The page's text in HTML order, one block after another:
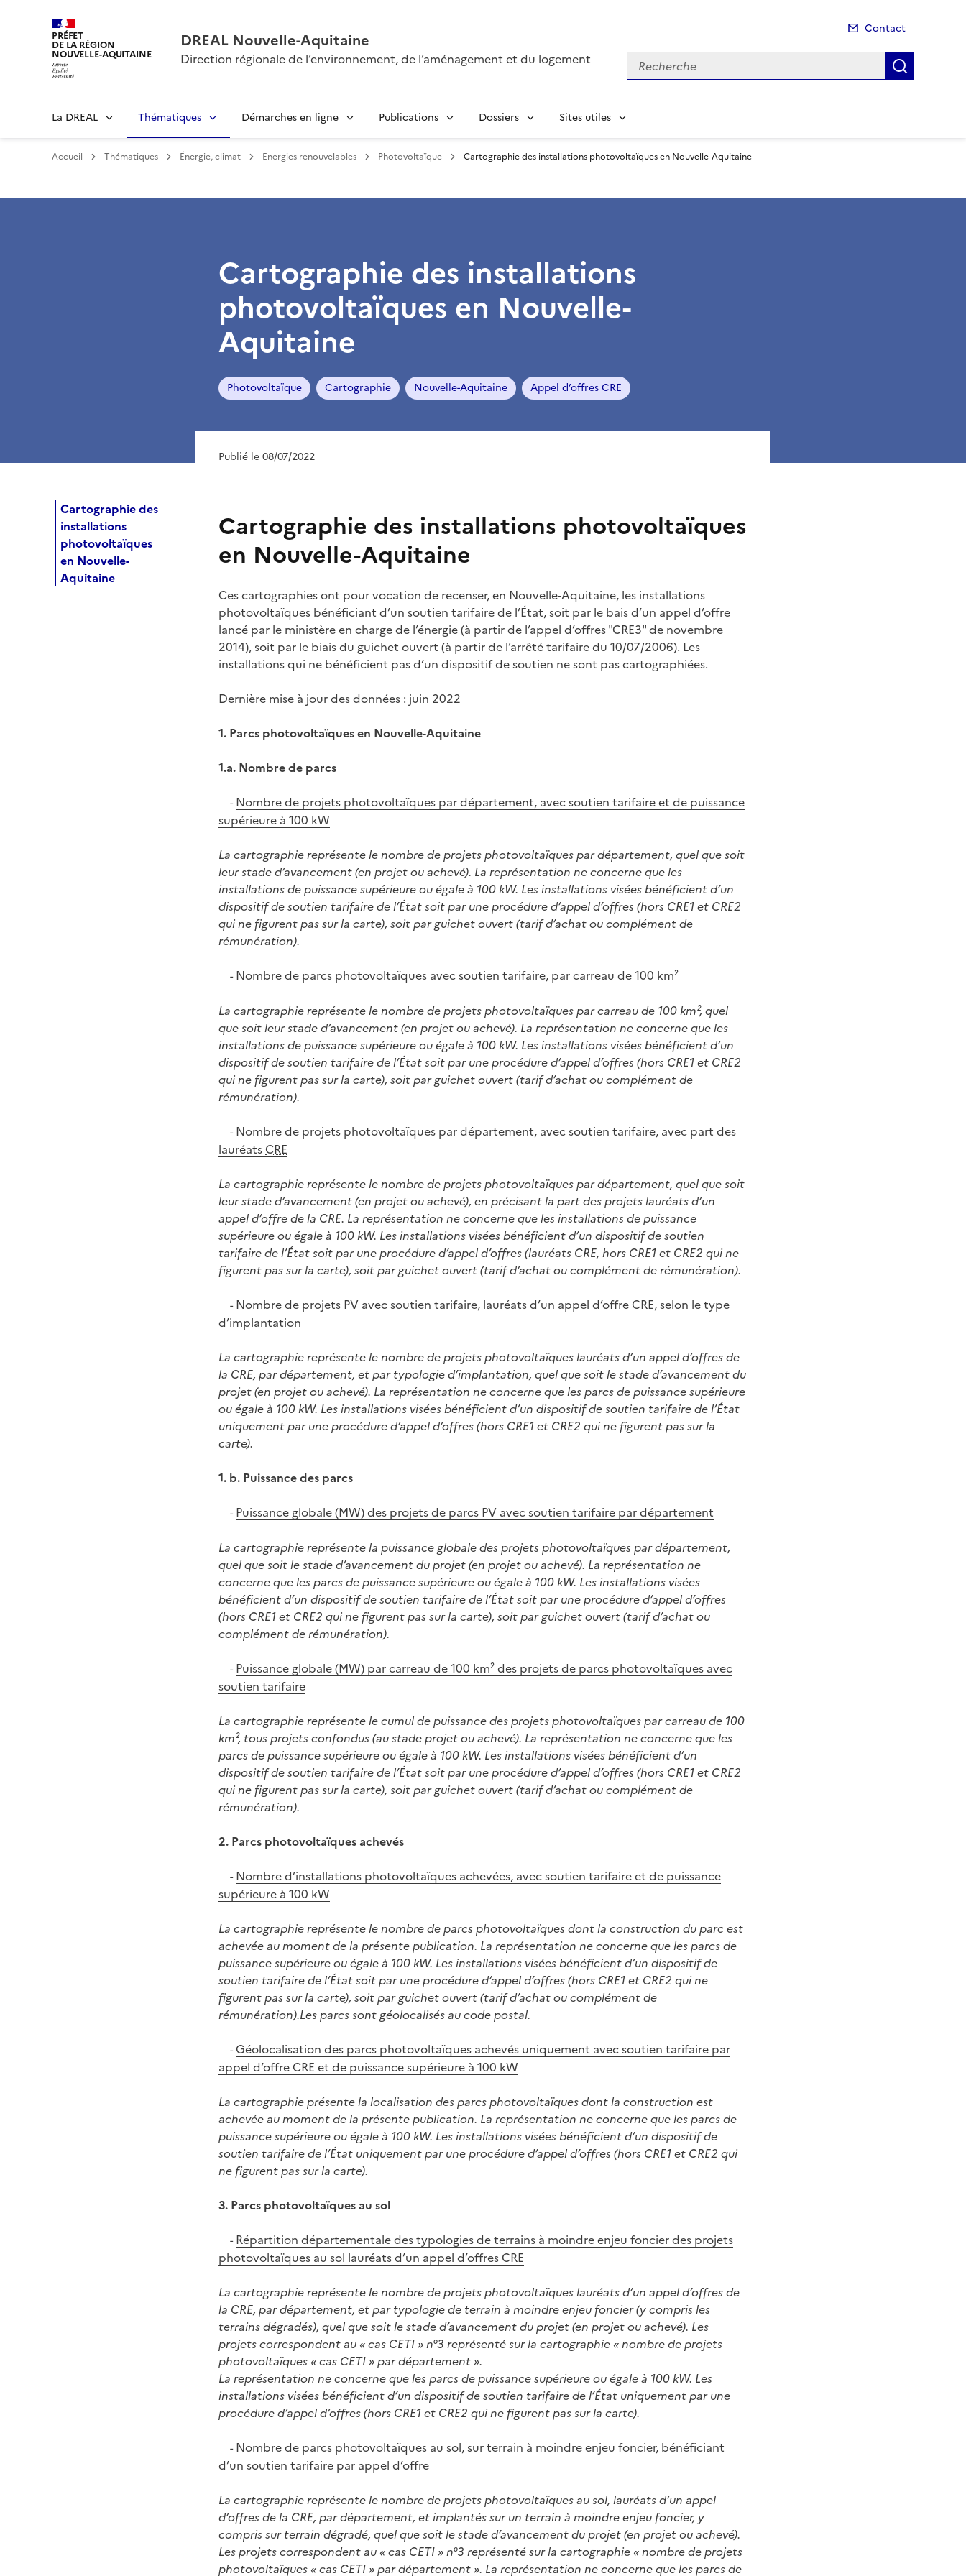
PRÉFET
DE LA RÉGION
NOUVELLE-AQUITAINE
DREAL Nouvelle-Aquitaine
Direction régionale de l’environnement, de l’aménagement et du logement
Contact
Recherche
La DREAL Thématiques Démarches en ligne Publications Dossiers Sites utiles
Accueil Thématiques Énergie, climat Energies renouvelables Photovoltaïque Cartographie des installations photovoltaïques en Nouvelle-Aquitaine
Cartographie des
installations
photovoltaïques
en Nouvelle-
Aquitaine
Cartographie des installations
photovoltaïques en Nouvelle-
Aquitaine
Photovoltaïque Cartographie Nouvelle-Aquitaine Appel d’offres CRE
Publié le 08/07/2022
Cartographie des installations photovoltaïques
en Nouvelle-Aquitaine
Ces cartographies ont pour vocation de recenser, en Nouvelle-Aquitaine, les installations
photovoltaïques bénéficiant d’un soutien tarifaire de l’État, soit par le bais d’un appel d’offre
lancé par le ministère en charge de l’énergie (à partir de l’appel d’offres "CRE3" de novembre
2014), soit par le biais du guichet ouvert (à partir de l’arrêté tarifaire du 10/07/2006). Les
installations qui ne bénéficient pas d’un dispositif de soutien ne sont pas cartographiées.
Dernière mise à jour des données : juin 2022
1. Parcs photovoltaïques en Nouvelle-Aquitaine
1.a. Nombre de parcs
- Nombre de projets photovoltaïques par département, avec soutien tarifaire et de puissance
supérieure à 100 kW
La cartographie représente le nombre de projets photovoltaïques par département, quel que soit
leur stade d’avancement (en projet ou achevé). La représentation ne concerne que les
installations de puissance supérieure ou égale à 100 kW. Les installations visées bénéficient d’un
dispositif de soutien tarifaire de l’État soit par une procédure d’appel d’offres (hors CRE1 et CRE2
qui ne figurent pas sur la carte), soit par guichet ouvert (tarif d’achat ou complément de
rémunération).
- Nombre de parcs photovoltaïques avec soutien tarifaire, par carreau de 100 km²
La cartographie représente le nombre de projets photovoltaïques par carreau de 100 km², quel
que soit leur stade d’avancement (en projet ou achevé). La représentation ne concerne que les
installations de puissance supérieure ou égale à 100 kW. Les installations visées bénéficient d’un
dispositif de soutien tarifaire de l’État soit par une procédure d’appel d’offres (hors CRE1 et CRE2
qui ne figurent pas sur la carte), soit par guichet ouvert (tarif d’achat ou complément de
rémunération).
- Nombre de projets photovoltaïques par département, avec soutien tarifaire, avec part des
lauréatsCRE
La cartographie représente le nombre de projets photovoltaïques par département, quel que soit
leur stade d’avancement (en projet ou achevé), en précisant la part des projets lauréats d’un
appel d’offre de la CRE. La représentation ne concerne que les installations de puissance
supérieure ou égale à 100 kW. Les installations visées bénéficient d’un dispositif de soutien
tarifaire de l’État soit par une procédure d’appel d’offres (lauréats CRE, hors CRE1 et CRE2 qui ne
figurent pas sur la carte), soit par guichet ouvert (tarif d’achat ou complément de rémunération).
- Nombre de projets PV avec soutien tarifaire, lauréats d’un appel d’offre CRE, selon le type
d’implantation
La cartographie représente le nombre de projets photovoltaïques lauréats d’un appel d’offres de
la CRE, par département, et par typologie d’implantation, quel que soit le stade d’avancement du
projet (en projet ou achevé). La représentation ne concerne que les parcs de puissance supérieure
ou égale à 100 kW. Les installations visées bénéficient d’un dispositif de soutien tarifaire de l’État
uniquement par une procédure d’appel d’offres (hors CRE1 et CRE2 qui ne figurent pas sur la
carte).
1. b. Puissance des parcs
- Puissance globale (MW) des projets de parcs PV avec soutien tarifaire par département
La cartographie représente la puissance globale des projets photovoltaïques par département,
quel que soit le stade d’avancement du projet (en projet ou achevé). La représentation ne
concerne que les parcs de puissance supérieure ou égale à 100 kW. Les installations visées
bénéficient d’un dispositif de soutien tarifaire de l’État soit par une procédure d’appel d’offres
(hors CRE1 et CRE2 qui ne figurent pas sur la carte), soit par guichet ouvert (tarif d’achat ou
complément de rémunération).
- Puissance globale (MW) par carreau de 100 km² des projets de parcs photovoltaïques avec
soutien tarifaire
La cartographie représente le cumul de puissance des projets photovoltaïques par carreau de 100
km², tous projets confondus (au stade projet ou achevé). La représentation ne concerne que les
parcs de puissance supérieure ou égale à 100 kW. Les installations visées bénéficient d’un
dispositif de soutien tarifaire de l’État soit par une procédure d’appel d’offres (hors CRE1 et CRE2
qui ne figurent pas sur la carte), soit par guichet ouvert (tarif d’achat ou complément de
rémunération).
2. Parcs photovoltaïques achevés
- Nombre d’installations photovoltaïques achevées, avec soutien tarifaire et de puissance
supérieure à 100 kW
La cartographie représente le nombre de parcs photovoltaïques dont la construction du parc est
achevée au moment de la présente publication. La représentation ne concerne que les parcs de
puissance supérieure ou égale à 100 kW. Les installations visées bénéficient d’un dispositif de
soutien tarifaire de l’État soit par une procédure d’appel d’offres (hors CRE1 et CRE2 qui ne
figurent pas sur la carte), soit par guichet ouvert (tarif d’achat ou complément de
rémunération).Les parcs sont géolocalisés au code postal.
-Géolocalisation des parcs photovoltaïques achevés uniquement avec soutien tarifaire par
appel d’offre CRE et de puissance supérieure à 100 kW
La cartographie présente la localisation des parcs photovoltaïques dont la construction est
achevée au moment de la présente publication. La représentation ne concerne que les parcs de
puissance supérieure ou égale à 100 kW. Les installations visées bénéficient d’un dispositif de
soutien tarifaire de l’État uniquement par une procédure d’appel d’offres (hors CRE1 et CRE2 qui
ne figurent pas sur la carte).
3. Parcs photovoltaïques au sol
- Répartition départementale des typologies de terrains à moindre enjeu foncier des projets
photovoltaïques au sol lauréats d’un appel d’offres CRE
La cartographie représente le nombre de projets photovoltaïques lauréats d’un appel d’offres de
la CRE, par département, et par typologie de terrain à moindre enjeu foncier (y compris les
terrains dégradés), quel que soit le stade d’avancement du projet (en projet ou achevé). Les
projets correspondent au « cas CETI » n°3 représenté sur la cartographie « nombre de projets
photovoltaïques « cas CETI » par département ».
La représentation ne concerne que les parcs de puissance supérieure ou égale à 100 kW. Les
installations visées bénéficient d’un dispositif de soutien tarifaire de l’État uniquement par une
procédure d’appel d’offres (hors CRE1 et CRE2 qui ne figurent pas sur la carte).
- Nombre de parcs photovoltaïques au sol, sur terrain à moindre enjeu foncier, bénéficiant
d’un soutien tarifaire par appel d’offre
La cartographie représente le nombre de projets photovoltaïques au sol, lauréats d’un appel
d’offres de la CRE, par département, et implantés sur un terrain à moindre enjeu foncier, y
compris sur terrain dégradé, quel que soit le stade d’avancement du projet (en projet ou achevé).
Les projets correspondent au « cas CETI » n°3 représenté sur la cartographie « nombre de projets
photovoltaïques « cas CETI » par département ». La représentation ne concerne que les parcs de